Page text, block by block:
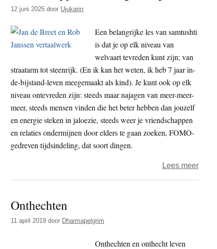
t
e
e
s
i
t
12 juni 2025 door Ujukarin
Een belangrijke les van samtushti
is dat je op elk niveau van
welvaart tevreden kunt zijn; van
straatarm tot steenrijk. (En ik kan het weten, ik heb 7 jaar in-
de-bijstand-leven meegemaakt als kind). Je kunt ook op elk
niveau ontevreden zijn: steeds maar najagen van meer-meer-
meer, steeds mensen vinden die het beter hebben dan jouzelf
en energie steken in jaloezie, steeds weer je vriendschappen
en relaties ondermijnen door elders te gaan zoeken, FOMO-
gedreven tijdsindeling, dat soort dingen.
Lees meerover
Onthechten
11 april 2019 door Dharmapelgrim
Onthechten en onthecht leven